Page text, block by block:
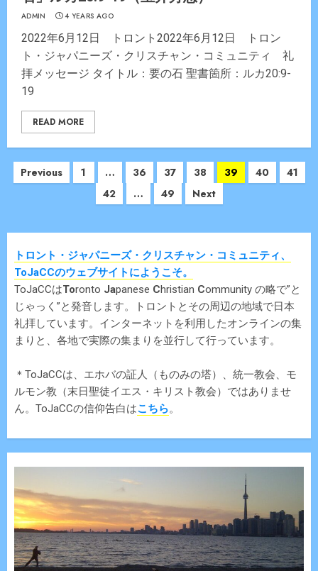
ADMIN 4 YEARS AGO
2022年6月12日 トロント2022年6月12日 トロン
ト・ジャパニーズ・クリスチャン・コミュニティ 礼
拝メッセージ タイトル：要の石 聖書箇所：ルカ20:9-
19
READ MORE
Posts
Previous 1 … 36 37 38 39 40
41
42
… 49 Next
トロント・ジャパニーズ・クリスチャン・コミュニティ、
ToJaCCのウェブサイトにようこそ。
ToJaCCはToronto Japanese Christian Community の略で”と
じゃっく”と発音します。トロントとその周辺の地域で日本
礼拝しています。インターネットを利用したオンラインの集
まりと、各地で実際の集まりを並行して行っています。
＊ToJaCCは、エホバの証人（ものみの塔）、統一教会、モ
ルモン教（末日聖徒イエス・キリスト教会）ではありませ
ん。ToJaCCの信仰告白はこちら。